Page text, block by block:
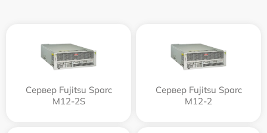
Сервер Fujitsu Sparc
M12-2S
Сервер Fujitsu Sparc
M12-2